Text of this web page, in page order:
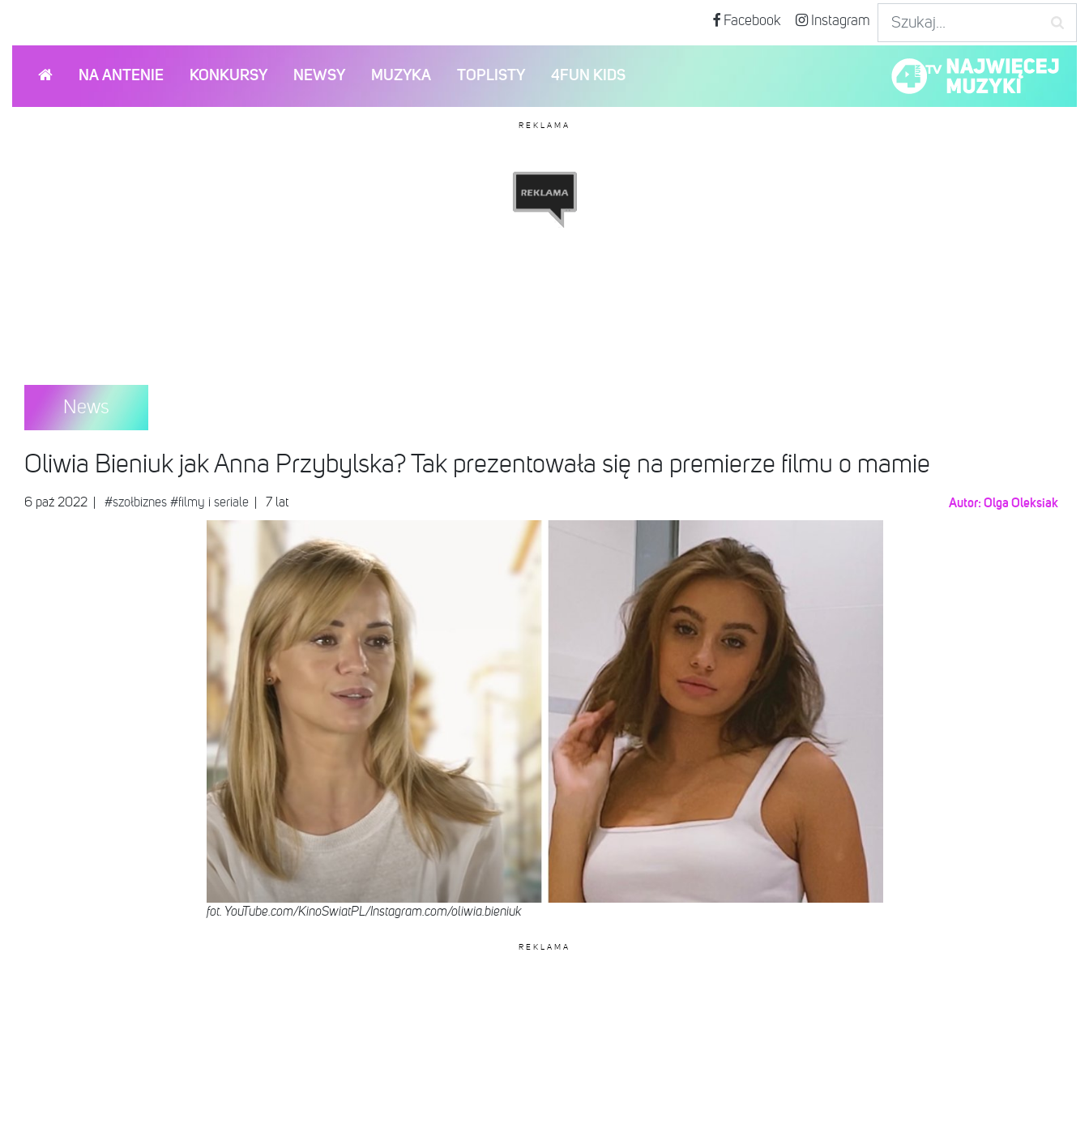
Facebook Instagram
NA ANTENIE KONKURSY NEWSY MUZYKA TOPLISTY 4FUN KIDS
REKLAMA
News
Oliwia Bieniuk jak Anna Przybylska? Tak prezentowała się na premierze filmu o mamie
6 paź 2022 #szołbiznes #filmy i seriale | 7 lat Autor: Olga Oleksiak
fot. YouTube.com/KinoSwiatPL/Instagram.com/oliwia.bieniuk
REKLAMA